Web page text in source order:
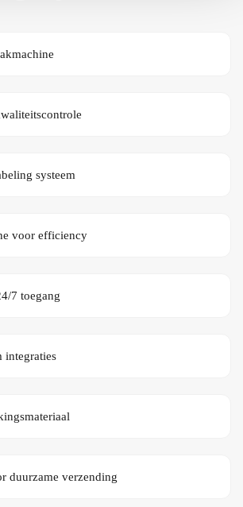
systeem
voor efficiency
7 toegang
integraties
duurzame verzending